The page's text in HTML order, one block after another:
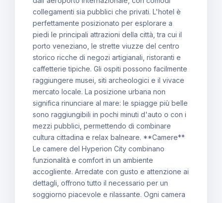
collegamenti sia pubblici che privati. L'hotel è
perfettamente posizionato per esplorare a
piedi le principali attrazioni della città, tra cui il
porto veneziano, le strette viuzze del centro
storico ricche di negozi artigianali, ristoranti e
caffetterie tipiche. Gli ospiti possono facilmente
raggiungere musei, siti archeologici e il vivace
mercato locale. La posizione urbana non
significa rinunciare al mare: le spiagge più belle
sono raggiungibili in pochi minuti d'auto o con i
mezzi pubblici, permettendo di combinare
cultura cittadina e relax balneare. **Camere**
Le camere del Hyperion City combinano
funzionalità e comfort in un ambiente
accogliente. Arredate con gusto e attenzione ai
dettagli, offrono tutto il necessario per un
soggiorno piacevole e rilassante. Ogni camera